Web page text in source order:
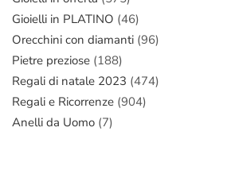
Gioielli in PLATINO (46)
Orecchini con diamanti (96)
Pietre preziose (188)
Regali di natale 2023 (474)
Regali e Ricorrenze (904)
Anelli da Uomo (7)